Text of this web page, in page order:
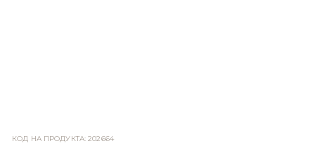
КОД НА ПРОДУКТА:202664